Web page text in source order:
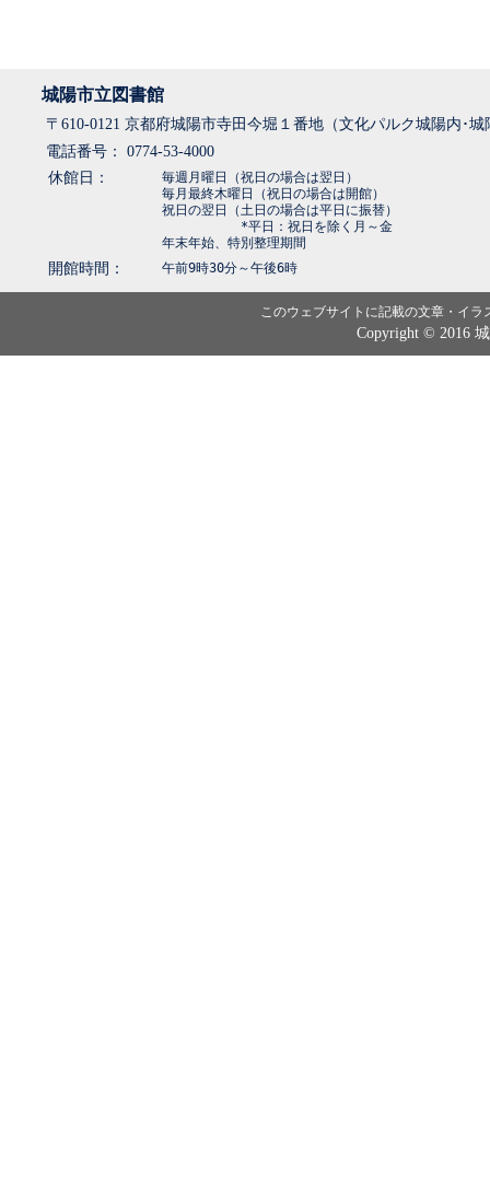
城陽市立図書館
〒610-0121 京都府城陽市寺田今堀１番地（文化パルク城陽内･
電話番号： 0774-53-4000
休館日：
毎週月曜日（祝日の場合は翌日）
毎月最終木曜日（祝日の場合は開館）
祝日の翌日（土日の場合は平日に振替）
*平日：祝日を除く月～金
年末年始、特別整理期間
開館時間： 午前9時30分～午後6時
このウェブサイトに記載の文章・イ
Copyright © 2016